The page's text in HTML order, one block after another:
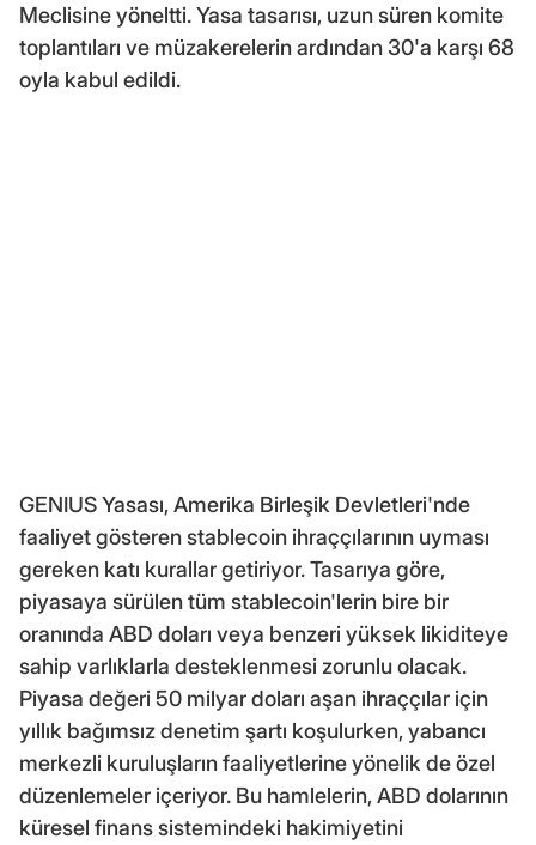
Meclisine yöneltti. Yasa tasarısı, uzun süren komite
toplantıları ve müzakerelerin ardından 30'a karşı 68
oyla kabul edildi.
GENIUS Yasası, Amerika Birleşik Devletleri'nde
faaliyet gösteren stablecoin ihraççılarının uyması
gereken katı kurallar getiriyor. Tasarıya göre,
piyasaya sürülen tüm stablecoin'lerin bire bir
oranında ABD doları veya benzeri yüksek likiditeye
sahip varlıklarla desteklenmesi zorunlu olacak.
Piyasa değeri 50 milyar doları aşan ihraççılar için
yıllık bağımsız denetim şartı koşulurken, yabancı
merkezli kuruluşların faaliyetlerine yönelik de özel
düzenlemeler içeriyor. Bu hamlelerin, ABD dolarının
küresel finans sistemindeki hakimiyetini